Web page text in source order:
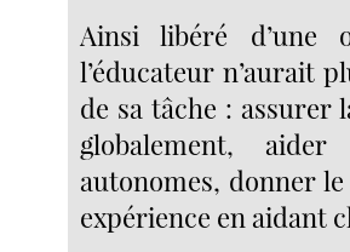
Ainsi libéré d’une
l’éducateur n’aurait
de sa tâche : assurer
globalement,
autonomes, donner
expérience en aidant